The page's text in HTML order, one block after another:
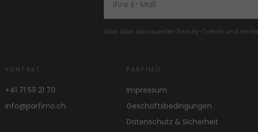
Alles über die neuesten Beauty-Trends und
PARFIMO
Impressum
Geschäftsbedingungen
Datenschutz & Sicherheit
KONTAKT
+41 71 511 21 70
info@parfimo.ch